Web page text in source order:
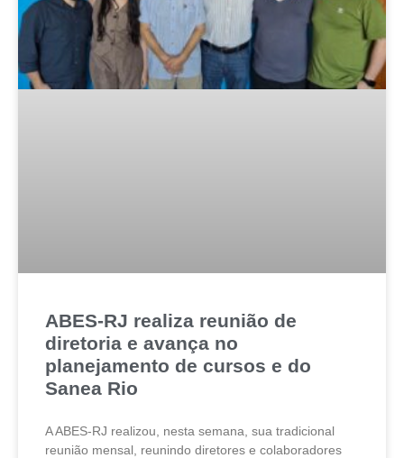
ABES-RJ realiza reunião de
diretoria e avança no
planejamento de cursos e do
Sanea Rio
A ABES-RJ realizou, nesta semana, sua tradicional
reunião mensal, reunindo diretores e colaboradores